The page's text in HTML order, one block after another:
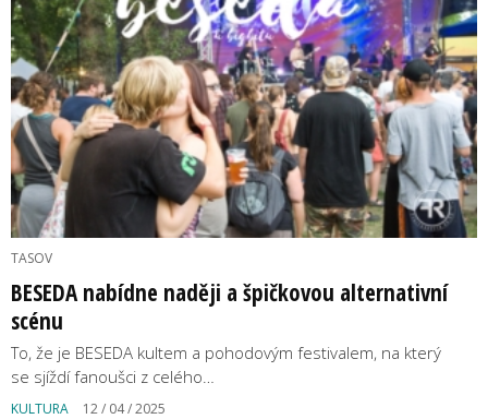
TASOV
BESEDA nabídne naději a špičkovou alternativní
scénu
To, že je BESEDA kultem a pohodovým festivalem, na který
se sjíždí fanoušci z celého…
KULTURA 12 / 04 / 2025